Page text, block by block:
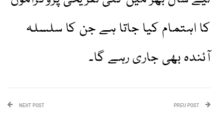
کا اہتمام کیا جاتا ہے جن کا سلسلہ
آئندہ بھی جاری رہے گا۔
NEXT POST